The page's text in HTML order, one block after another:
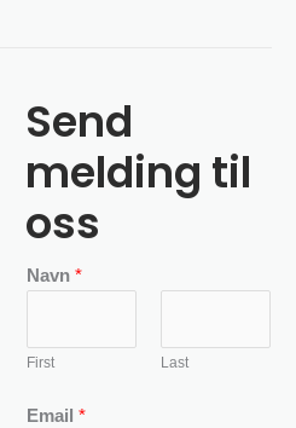
Send
melding til
oss
Navn *
First Last
Email *